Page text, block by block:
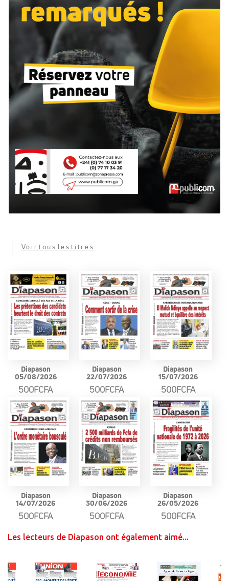
Voir tous les titres
Diapason
05/08/2026
500FCFA
Diapason
22/07/2026
500FCFA
Diapason
15/07/2026
500FCFA
Diapason
14/07/2026
500FCFA
Diapason
30/06/2026
500FCFA
Diapason
26/05/2026
500FCFA
Les lecteurs de Diapason ont également aimé...